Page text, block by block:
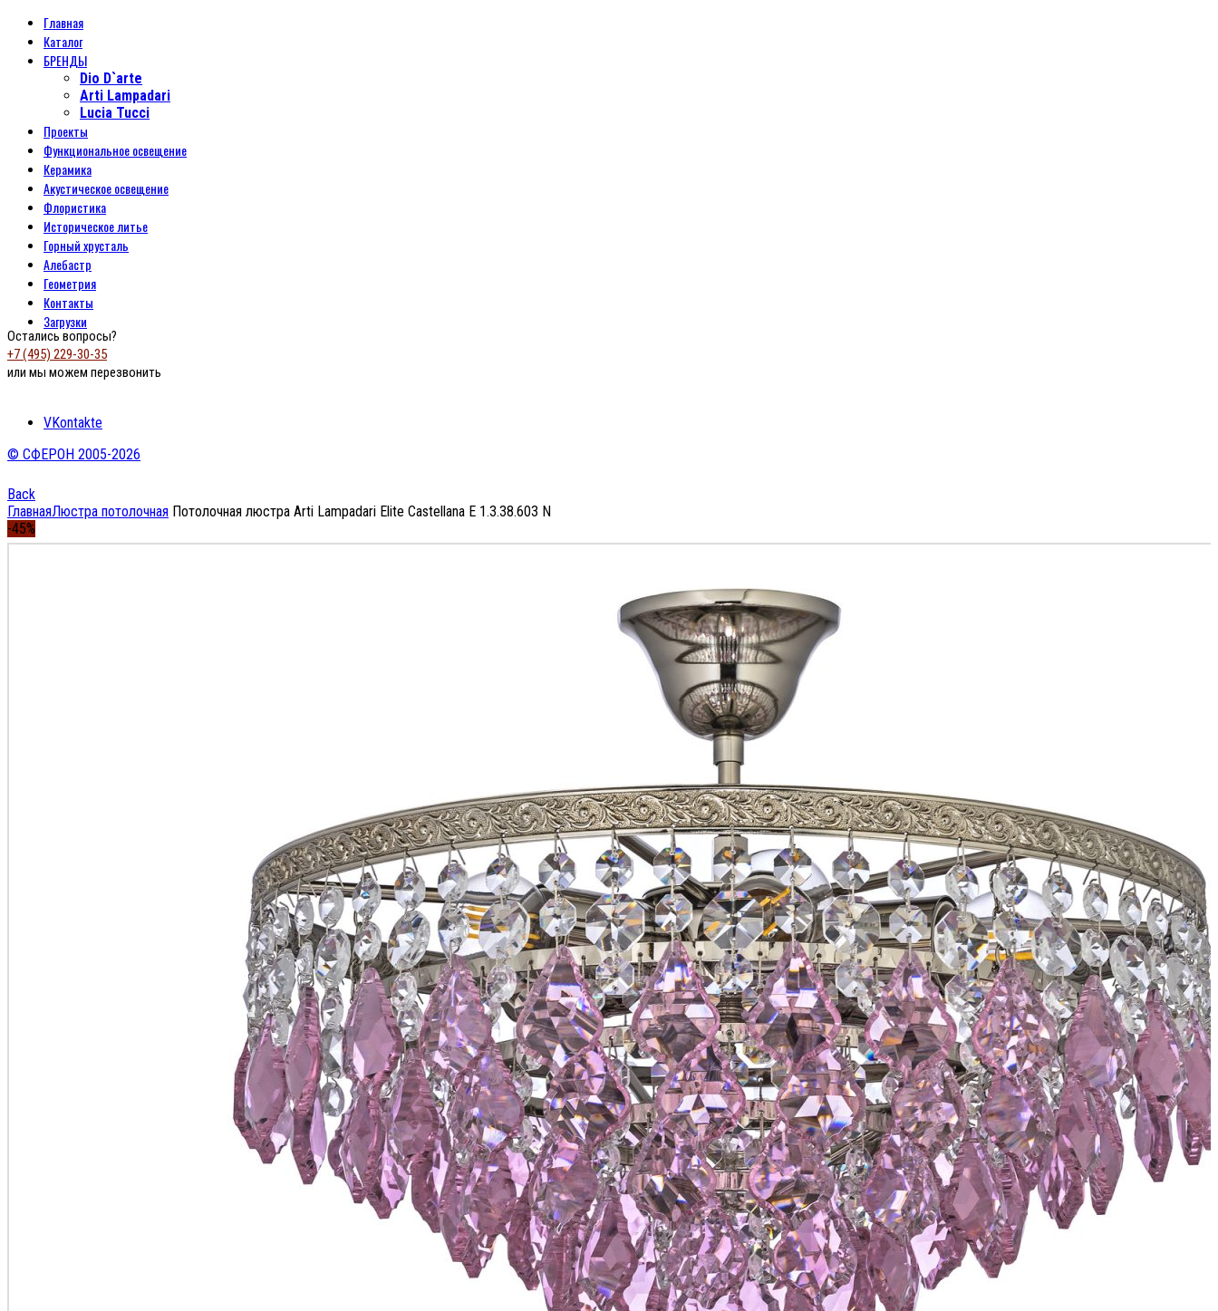
Главная
Каталог
БРЕНДЫ
Dio D`arte
Arti Lampadari
Lucia Tucci
Проекты
Функциональное освещение
Керамика
Акустическое освещение
Флористика
Историческое литье
Горный хрусталь
Алебастр
Геометрия
Контакты
Загрузки
Остались вопросы?
+7 (495) 229-30-35
или мы можем перезвонить
VKontakte
© СФЕРОН 2005-2026
Back
ГлавнаяЛюстра потолочная Потолочная люстра Arti Lampadari Elite Castellana E 1.3.38.603 N
-45%